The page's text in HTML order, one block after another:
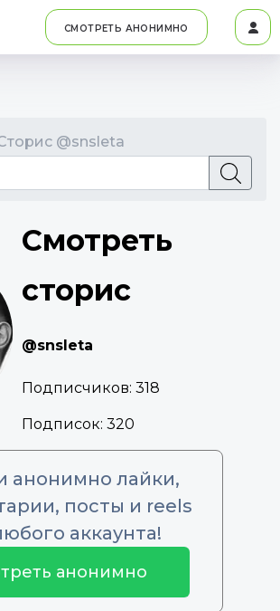
СМОТРЕТЬ АНОНИМНО
@snsleta
Смотреть
сторис
@snsleta
Подписчиков: 318
Подписок: 320
анонимно лайки,
посты и reels
аккаунта!
анонимно